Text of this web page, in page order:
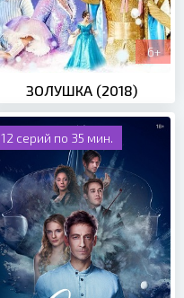
6+
ЗОЛУШКА (2018)
12 серий по 35 мин.